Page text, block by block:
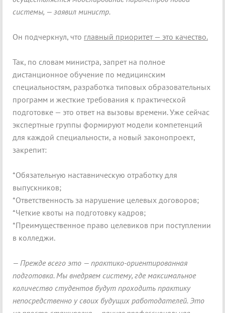
системы, — заявил министр.
Он подчеркнул, что главный приоритет — это качество.
Так, по словам министра, запрет на полное
дистанционное обучение по медицинским
специальностям, разработка типовых образовательных
программ и жесткие требования к практической
подготовке — это ответ на вызовы времени. Уже сейчас
экспертные группы формируют модели компетенций
для каждой специальности, а новый законопроект,
закрепит:
*Обязательную наставническую отработку для
выпускников;
*Ответственность за нарушение целевых договоров;
*Четкие квоты на подготовку кадров;
*Преимущественное право целевиков при поступлении
в колледжи.
— Прежде всего это — практико-ориентированная
подготовка. Мы внедряем систему, где максимальное
количество студентов будут проходить практику
непосредственно у своих будущих работодателей. Это